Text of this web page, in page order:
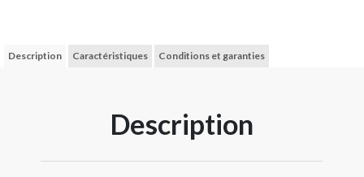
Description Caractéristiques Conditions et garanties
Description